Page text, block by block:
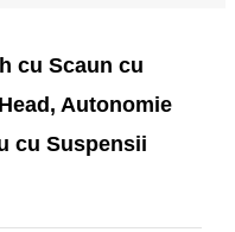
cu Scaun cu
Autonomie
cu Suspensii